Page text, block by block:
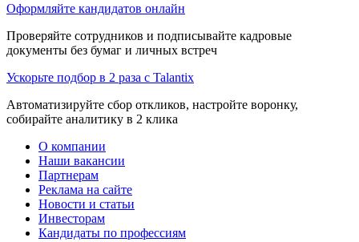
Оформляйте кандидатов онлайн
Проверяйте сотрудников и подписывайте кадровые
документы без бумаг и личных встреч
Ускорьте подбор в 2 раза с Talantix
Автоматизируйте сбор откликов, настройте воронку,
собирайте аналитику в 2 клика
О компании
Наши вакансии
Партнерам
Реклама на сайте
Новости и статьи
Инвесторам
Кандидаты по профессиям